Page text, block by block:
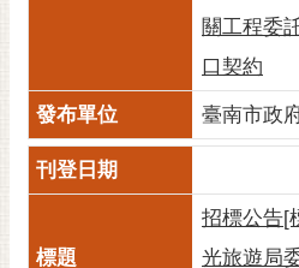
關工程委
口契約
臺南市政
招標公告[
光旅遊局